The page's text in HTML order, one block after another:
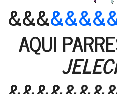
&&&
AQUI